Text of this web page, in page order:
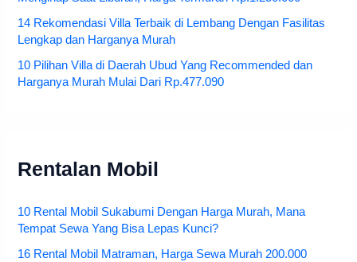
14 Rekomendasi Villa Terbaik di Lembang Dengan Fasilitas
Lengkap dan Harganya Murah
10 Pilihan Villa di Daerah Ubud Yang Recommended dan
Harganya Murah Mulai Dari Rp.477.090
Rentalan Mobil
10 Rental Mobil Sukabumi Dengan Harga Murah, Mana
Tempat Sewa Yang Bisa Lepas Kunci?
16 Rental Mobil Matraman, Harga Sewa Murah 200.000